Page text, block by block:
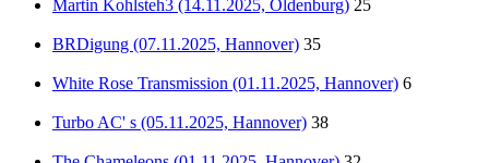
Martin Kohlsteh3 (14.11.2025, Oldenburg) 25
BRDigung (07.11.2025, Hannover) 35
White Rose Transmission (01.11.2025, Hannover) 6
Turbo AC' s (05.11.2025, Hannover) 38